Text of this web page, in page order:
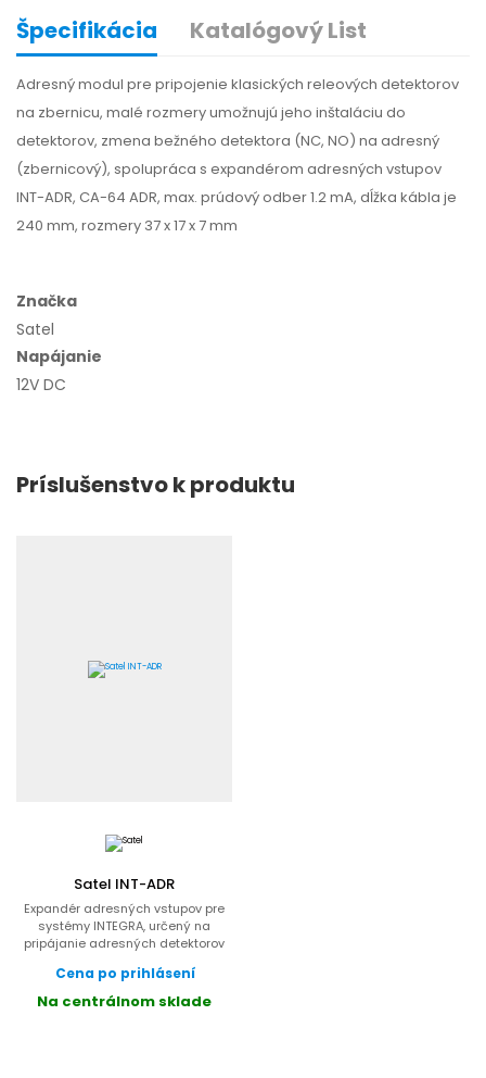
Špecifikácia Katalógový List
Adresný modul pre pripojenie klasických releových detektorov
na zbernicu, malé rozmery umožnujú jeho inštaláciu do
detektorov, zmena bežného detektora (NC, NO) na adresný
(zbernicový), spolupráca s expandérom adresných vstupov
INT-ADR, CA-64 ADR, max. prúdový odber 1.2 mA, dĺžka kábla je
240 mm, rozmery 37 x 17 x 7 mm
Značka
Satel
Napájanie
12V DC
Príslušenstvo k produktu
Satel INT-ADR
Expandér adresných vstupov pre
systémy INTEGRA, určený na
pripájanie adresných detektorov
Cena po prihlásení
Na centrálnom sklade